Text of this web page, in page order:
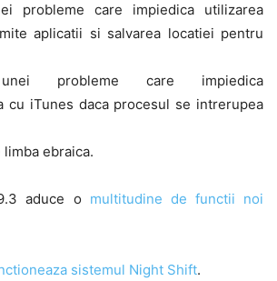
probleme care impiedica utilizarea
aplicatii si salvarea locatiei pentru
unei probleme care impiedica
cu iTunes daca procesul se intrerupea
ebraica.
aduce o multitudine de functii noi
sistemul Night Shift.